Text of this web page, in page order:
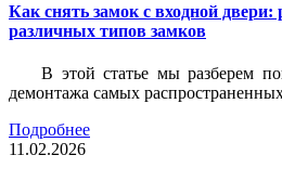
Как снять замок с входной двери:
различных типов замков
В этой статье мы разберем
демонтажа самых
Подробнее
11.02.2026